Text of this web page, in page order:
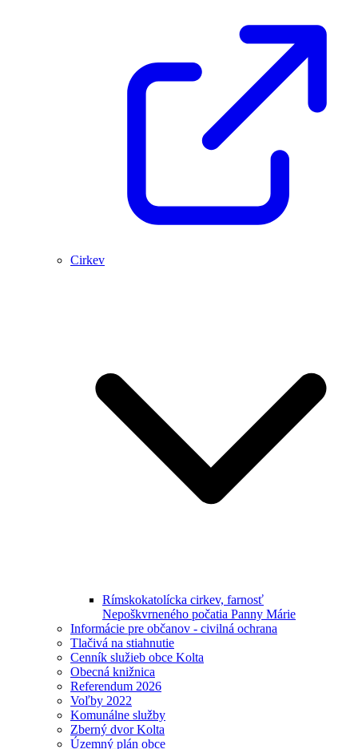
Cirkev
Rímskokatolícka cirkev, farnosť
Nepoškvrneného počatia Panny Márie
Informácie pre občanov - civilná ochrana
Tlačivá na stiahnutie
Cenník služieb obce Kolta
Obecná knižnica
Referendum 2026
Voľby 2022
Komunálne služby
Zberný dvor Kolta
Územný plán obce